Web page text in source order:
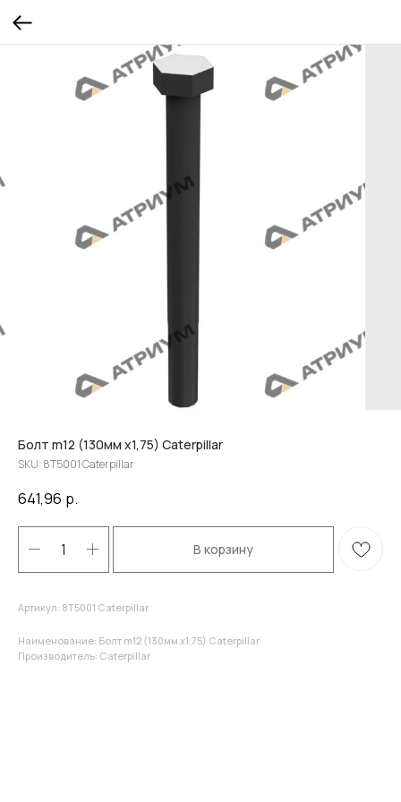
Болт m12 (130мм x1,75) Caterpillar
SKU: 8T5001 Caterpillar
641,96 р.
В корзину
Артикул: 8T5001 Caterpillar
Наименование: Болт m12 (130мм x1,75) Caterpillar
Производитель: Caterpillar